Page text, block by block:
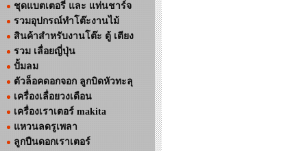
ชุดแบตเตอรี่ และ แท่นชาร์จ
รวมอุปกรณ์ทำโต๊ะงานไม้
สินค้าสำหรับงานโต๊ะ ตู้ เตียง
รวม เลื่อยญี่ปุ่น
ปั้มลม
ตัวล็อคดอกจอก ลูกบิดหัวทะลุ
เครื่องเลื่อยวงเดือน
เครื่องเราเตอร์ makita
แหวนลดรูเพลา
ลูกปืนดอกเราเตอร์